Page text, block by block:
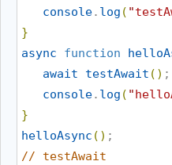
console. log ( "
}
async
function
await
testAwait ( ) ;
console. log ( "
}
helloAsync ( )
// testAwait